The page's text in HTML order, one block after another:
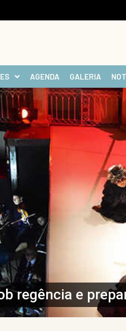
AGENDA GALERIA
regência e